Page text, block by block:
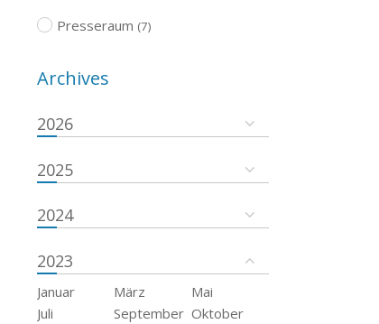
Presseraum (7)
Archives
2026
2025
2024
2023
Januar März
Mai
Juli
September Oktober